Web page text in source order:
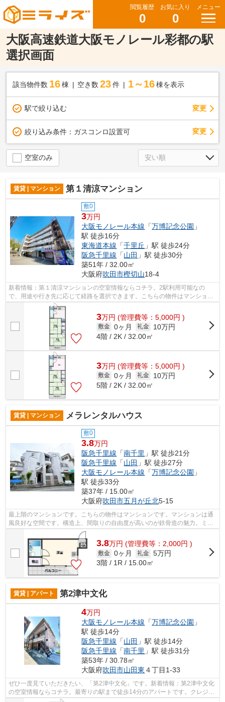
閲覧履歴
0
お気に入り
0
メニュー
大阪高速鉄道大阪モノレール彩都の駅
選択画面
該当物件数 16棟 空き数 23 件 1～16 棟を表示
駅で絞り込む 変更
絞り込み条件： ガスコンロ設置可 変更
空室のみ
賃貸 | マンション 第１清涼マンション
敷0
3万円
大阪モノレール本線 「万博記念公園 」
駅 徒歩16分
東海道本線 「千里丘 」駅 徒歩24分
阪急千里線 「山田 」駅 徒歩30分
築51年 / 32.00㎡
大阪府吹田市樫切山18-4
新着情報：第１清涼マンションの空室情報ならコチラ。2駅利用可能なの
で、用途や行き先に応じて経路を選択できます。こちらの物件はマンション
です。安全面を気にする方、まずは鉄骨造...
3万円 (管理費等：5,000円 )
敷金 0ヶ月 礼金
10万円
4階 / 2K / 32.00㎡
3万円 (管理費等：5,000円 )
敷金 0ヶ月 礼金
10万円
5階 / 2K / 32.00㎡
賃貸 | マンション メラレンタルハウス
敷0
3.8万円
阪急千里線 「南千里 」駅 徒歩21分
阪急千里線 「山田 」駅 徒歩27分
大阪モノレール本線 「万博記念公園 」
駅 徒歩33分
築37年 / 15.00㎡
大阪府吹田市五月が丘北5-15
最上階のマンションです。こちらの物件はマンションです。マンションは通
風良好な空間です。構造上、間取りの自由度が高いのが鉄骨造の魅力。ミラ
イズ吹田店では阪急千里線南千里に近...
3.8万円 (管理費等：2,000円 )
敷金 0ヶ月 礼金 5万円
3階 / 1R / 15.00㎡
賃貸 | アパート 第2津中文化
4万円
大阪モノレール本線 「万博記念公園 」
駅 徒歩14分
阪急千里線 「山田 」駅 徒歩14分
阪急千里線 「南千里 」駅 徒歩31分
築53年 / 30.78㎡
大阪府吹田市山田東 ４丁目1-33
ぜひ一度見ていただきたい、「第2津中文化」です。新着情報：第2津中文化
の空室情報ならコチラ。最寄りの駅まで徒歩14分のアパートです。クレジッ
トカードで初期費用がお支払いいただ...